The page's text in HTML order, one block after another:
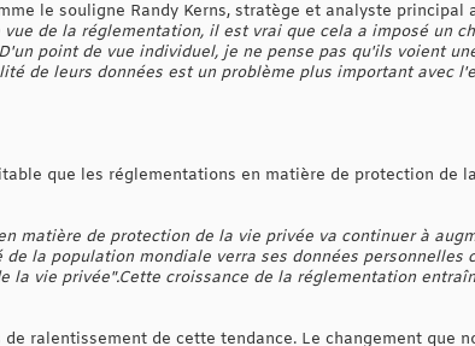
le souligne Randy Kerns, stratège et analyste principal
vue de la réglementation, il est vrai que cela a imposé un
point de vue individuel, je ne pense pas qu'ils voient
de leurs données est un problème plus important avec
que les réglementations en matière de protection de
matière de protection de la vie privée va continuer à
la population mondiale verra ses données personnelles
la vie privée".Cette croissance de la réglementation
ralentissement de cette tendance. Le changement que